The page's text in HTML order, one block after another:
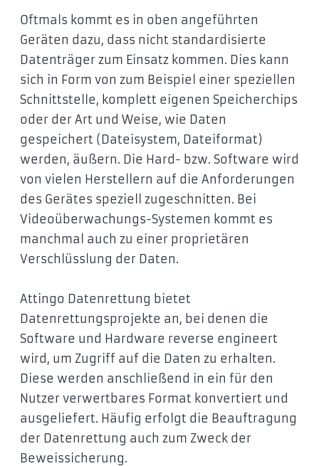
Oftmals kommt es in oben angeführten
Geräten dazu, dass nicht standardisierte
Datenträger zum Einsatz kommen. Dies kann
sich in Form von zum Beispiel einer speziellen
Schnittstelle, komplett eigenen Speicherchips
oder der Art und Weise, wie Daten
gespeichert (Dateisystem, Dateiformat)
werden, äußern. Die Hard- bzw. Software wird
von vielen Herstellern auf die Anforderungen
des Gerätes speziell zugeschnitten. Bei
Videoüberwachungs-Systemen kommt es
manchmal auch zu einer proprietären
Verschlüsslung der Daten.
Attingo Datenrettung bietet
Datenrettungsprojekte an, bei denen die
Software und Hardware reverse engineert
wird, um Zugriff auf die Daten zu erhalten.
Diese werden anschließend in ein für den
Nutzer verwertbares Format konvertiert und
ausgeliefert. Häufig erfolgt die Beauftragung
der Datenrettung auch zum Zweck der
Beweissicherung.